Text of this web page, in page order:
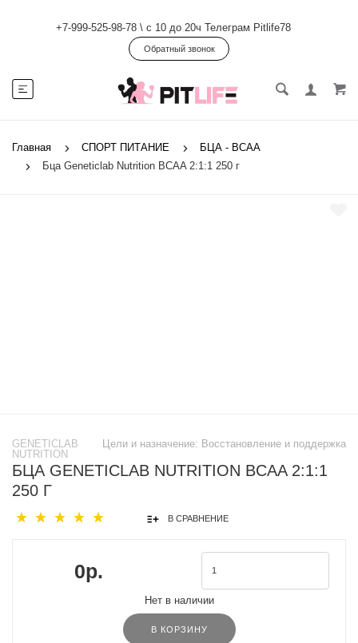
+7-999-525-98-78 \ с 10 до 20ч Телеграм Pitlife78
Обратный звонок
Главная СПОРТ ПИТАНИЕ
БЦА - ВСАА
Бца Geneticlab Nutrition BCAA 2:1:1 250 г
Цели и назначение: Восстановление и поддержка
GENETICLAB
NUTRITION
БЦА GENETICLAB NUTRITION BCAA 2:1:1
250 Г
В СРАВНЕНИЕ
0р.
Нет в наличии
В КОРЗИНУ